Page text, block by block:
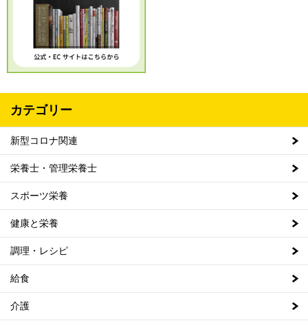
カテゴリー
新型コロナ関連
栄養士・管理栄養士
スポーツ栄養
健康と栄養
調理・レシピ
給食
介護